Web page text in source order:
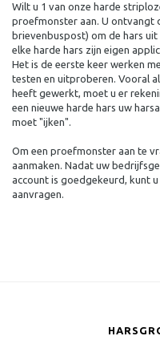
Wilt u 1 van onze harde
proefmonster aan. U ontvangt
brievenbuspost) om de hars
elke harde hars zijn eigen
Het is de eerste keer werken
testen en uitproberen. Vooral
heeft gewerkt, moet u er
een nieuwe harde hars uw
moet "ijken".
Om een proefmonster aan te
aanmaken. Nadat uw
account is goedgekeurd, kunt
aanvragen.